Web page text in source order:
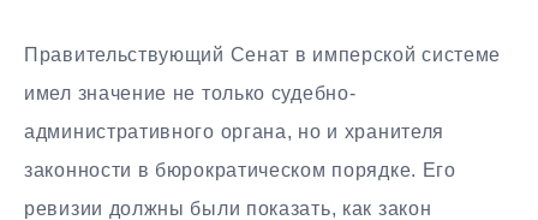
Правительствующий Сенат в имперской системе
имел значение не только судебно-
административного органа, но и хранителя
законности в бюрократическом порядке. Его
ревизии должны были показать, как закон